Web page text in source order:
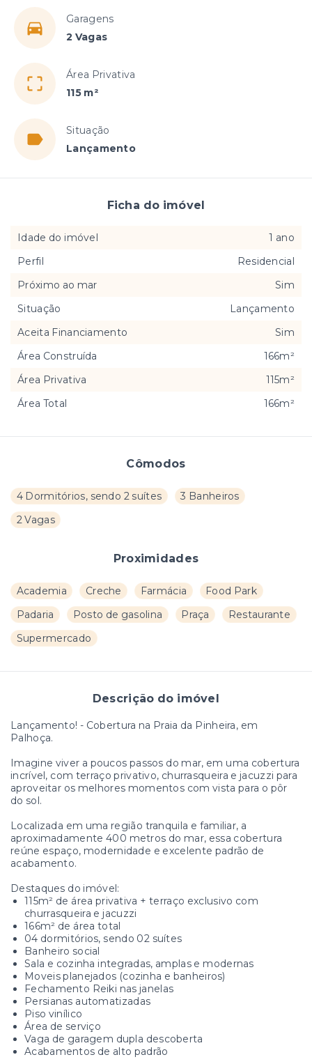
Garagens
2 Vagas
Área Privativa
115 m²
Situação
Lançamento
Cômodos
4 Dormitórios, sendo 2 suítes
3 Banheiros
2 Vagas
Proximidades
Academia Creche Farmácia
Food Park
Padaria
Posto de gasolina Praça
Restaurante
Supermercado
Descrição do imóvel
Lançamento! - Cobertura na Praia da Pinheira, em
Palhoça.
Imagine viver a poucos passos do mar, em uma cobertura
incrível, com terraço privativo, churrasqueira e jacuzzi para
aproveitar os melhores momentos com vista para o pôr
do sol.
Localizada em uma região tranquila e familiar, a
aproximadamente 400 metros do mar, essa cobertura
reúne espaço, modernidade e excelente padrão de
acabamento.
Destaques do imóvel:
115m² de área privativa + terraço exclusivo com
churrasqueira e jacuzzi
166m² de área total
04 dormitórios, sendo 02 suítes
Banheiro social
Sala e cozinha integradas, amplas e modernas
Moveis planejados (cozinha e banheiros)
Fechamento Reiki nas janelas
Persianas automatizadas
Piso vinílico
Área de serviço
Vaga de garagem dupla descoberta
Acabamentos de alto padrão
Ficha do imóvel
Idade do imóvel
1 ano
Perfil
Residencial
Próximo ao mar
Sim
Situação
Lançamento
Aceita Financiamento
Sim
Área Construída
166m²
Área Privativa
115m²
Área Total
166m²